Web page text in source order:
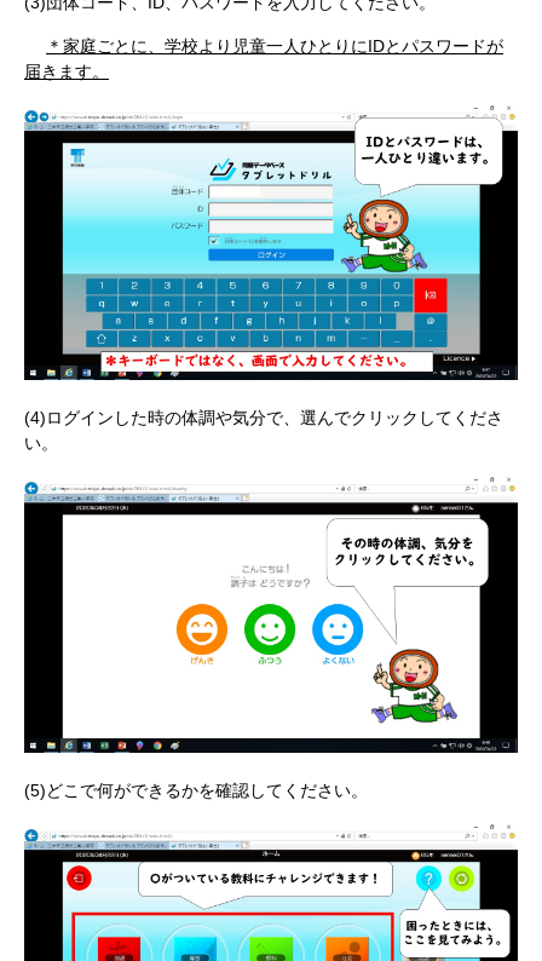
＊家庭ごとに、学校より児童一人ひとりにIDとパスワードが
届きます。
(4)ログインした時の体調や気分で、選んでクリックしてくださ
い。
(5)どこで何ができるかを確認してください。